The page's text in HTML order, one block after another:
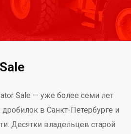
Sale — уже более семи лет
в Санкт-Петербурге и
Десятки владельцев старой